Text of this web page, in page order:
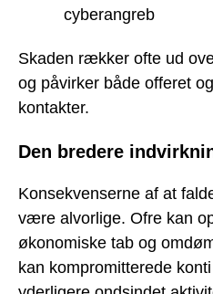
cyberangreb
Skaden rækker ofte ud
og påvirker både offeret
kontakter.
Den bredere
Konsekvenserne af at
være alvorlige. Ofre kan
økonomiske tab og
kan kompromitterede